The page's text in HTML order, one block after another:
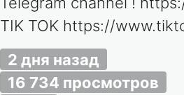
TIK TOK https://
2 дня назад
16 734 просмотров